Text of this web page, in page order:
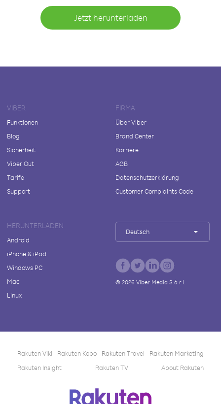
Jetzt herunterladen
VIBER
Funktionen
Blog
Sicherheit
Viber Out
Tarife
Support
FIRMA
Über Viber
Brand Center
Karriere
AGB
Datenschutzerklärung
Customer Complaints Code
HERUNTERLADEN
Android
iPhone & iPad
Windows PC
Mac
Linux
Deutsch
© 2026Viber Media S.à r.l.
Rakuten Viki Rakuten Kobo Rakuten Travel
Rakuten Marketing
Rakuten Insight
Rakuten TV About Rakuten